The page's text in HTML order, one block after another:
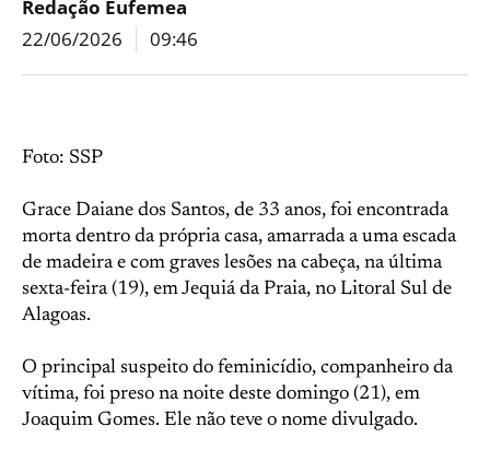
Redação Eufemea
22/06/2026
09:46
Foto: SSP
Grace Daiane dos Santos, de 33 anos, foi encontrada
morta dentro da própria casa, amarrada a uma escada
de madeira e com graves lesões na cabeça, na última
sexta-feira (19), em Jequiá da Praia, no Litoral Sul de
Alagoas.
O principal suspeito do feminicídio, companheiro da
vítima, foi preso na noite deste domingo (21), em
Joaquim Gomes. Ele não teve o nome divulgado.